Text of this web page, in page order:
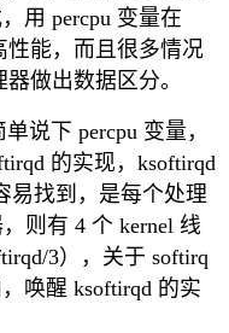
用 percpu 变量在
性能，而且很多情况
做出数据区分。
说下 percpu 变量，
的实现，ksoftirqd
易找到，是每个处理
则有 4 个 kernel 线
3），关于 softirq
唤醒 ksoftirqd 的实